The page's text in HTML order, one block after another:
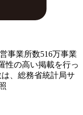
事業所数516万事業
性の高い掲載を行っ
、総務省統計局サ